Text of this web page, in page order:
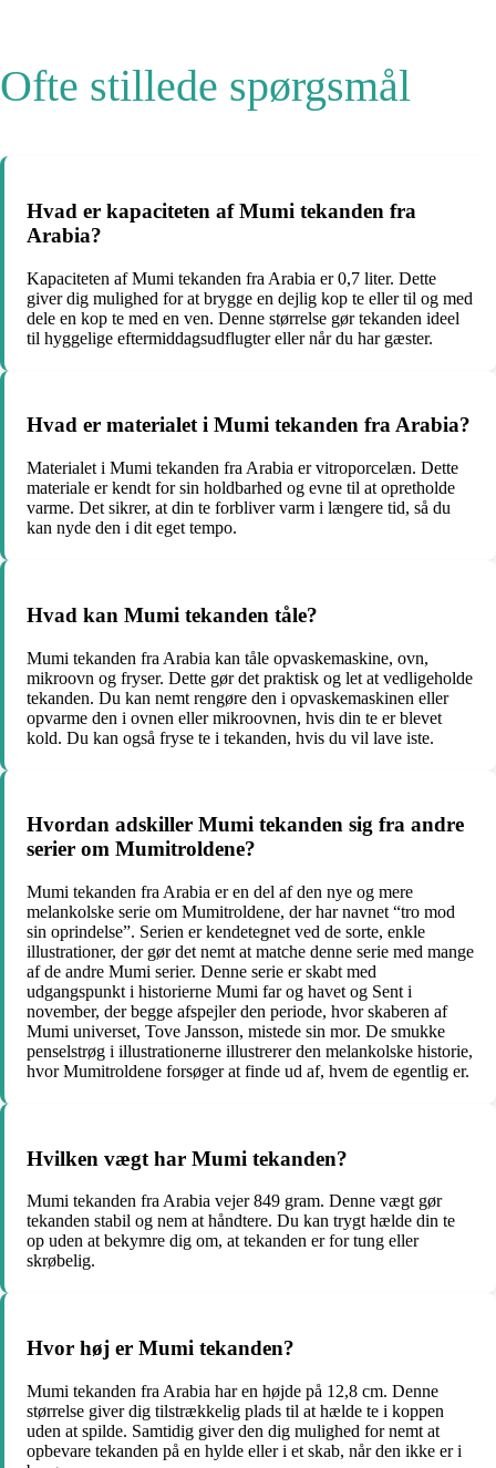
Ofte stillede spørgsmål
Hvad er kapaciteten af Mumi tekanden fra
Arabia?
Kapaciteten af Mumi tekanden fra Arabia er 0,7 liter. Dette
giver dig mulighed for at brygge en dejlig kop te eller til og med
dele en kop te med en ven. Denne størrelse gør tekanden ideel
til hyggelige eftermiddagsudflugter eller når du har gæster.
Hvad er materialet i Mumi tekanden fra Arabia?
Materialet i Mumi tekanden fra Arabia er vitroporcelæn. Dette
materiale er kendt for sin holdbarhed og evne til at opretholde
varme. Det sikrer, at din te forbliver varm i længere tid, så du
kan nyde den i dit eget tempo.
Hvad kan Mumi tekanden tåle?
Mumi tekanden fra Arabia kan tåle opvaskemaskine, ovn,
mikroovn og fryser. Dette gør det praktisk og let at vedligeholde
tekanden. Du kan nemt rengøre den i opvaskemaskinen eller
opvarme den i ovnen eller mikroovnen, hvis din te er blevet
kold. Du kan også fryse te i tekanden, hvis du vil lave iste.
Hvordan adskiller Mumi tekanden sig fra andre
serier om Mumitroldene?
Mumi tekanden fra Arabia er en del af den nye og mere
melankolske serie om Mumitroldene, der har navnet “tro mod
sin oprindelse”. Serien er kendetegnet ved de sorte, enkle
illustrationer, der gør det nemt at matche denne serie med mange
af de andre Mumi serier. Denne serie er skabt med
udgangspunkt i historierne Mumi far og havet og Sent i
november, der begge afspejler den periode, hvor skaberen af
Mumi universet, Tove Jansson, mistede sin mor. De smukke
penselstrøg i illustrationerne illustrerer den melankolske historie,
hvor Mumitroldene forsøger at finde ud af, hvem de egentlig er.
Hvilken vægt har Mumi tekanden?
Mumi tekanden fra Arabia vejer 849 gram. Denne vægt gør
tekanden stabil og nem at håndtere. Du kan trygt hælde din te
op uden at bekymre dig om, at tekanden er for tung eller
skrøbelig.
Hvor høj er Mumi tekanden?
Mumi tekanden fra Arabia har en højde på 12,8 cm. Denne
størrelse giver dig tilstrækkelig plads til at hælde te i koppen
uden at spilde. Samtidig giver den dig mulighed for nemt at
opbevare tekanden på en hylde eller i et skab, når den ikke er i